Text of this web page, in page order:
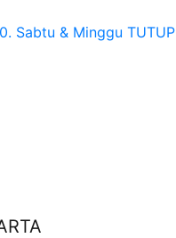
Sabtu & Minggu TUTUP